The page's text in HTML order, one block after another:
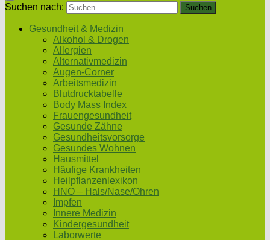
Suchen nach:
Gesundheit & Medizin
Alkohol & Drogen
Allergien
Alternativmedizin
Augen-Corner
Arbeitsmedizin
Blutdrucktabelle
Body Mass Index
Frauengesundheit
Gesunde Zähne
Gesundheitsvorsorge
Gesundes Wohnen
Hausmittel
Häufige Krankheiten
Heilpflanzenlexikon
HNO – Hals/Nase/Ohren
Impfen
Innere Medizin
Kindergesundheit
Laborwerte